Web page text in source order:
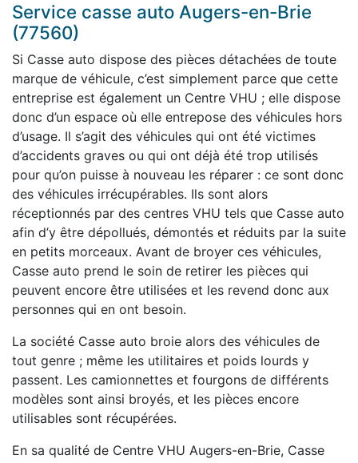
Service casse auto Augers-en-Brie
(77560)
Si Casse auto dispose des pièces détachées de toute
marque de véhicule, c’est simplement parce que cette
entreprise est également un Centre VHU ; elle dispose
donc d’un espace où elle entrepose des véhicules hors
d’usage. Il s’agit des véhicules qui ont été victimes
d’accidents graves ou qui ont déjà été trop utilisés
pour qu’on puisse à nouveau les réparer : ce sont donc
des véhicules irrécupérables. Ils sont alors
réceptionnés par des centres VHU tels que Casse auto
afin d’y être dépollués, démontés et réduits par la suite
en petits morceaux. Avant de broyer ces véhicules,
Casse auto prend le soin de retirer les pièces qui
peuvent encore être utilisées et les revend donc aux
personnes qui en ont besoin.
La société Casse auto broie alors des véhicules de
tout genre ; même les utilitaires et poids lourds y
passent. Les camionnettes et fourgons de différents
modèles sont ainsi broyés, et les pièces encore
utilisables sont récupérées.
En sa qualité de Centre VHU Augers-en-Brie, Casse